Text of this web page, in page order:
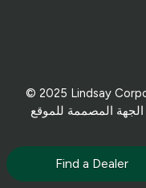
Find a Dealer